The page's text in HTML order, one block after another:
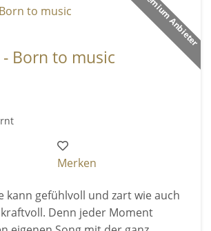
Premium Anbieter
- Born to music
Merken
kann gefühlvoll und zart wie auch
Denn jeder Moment